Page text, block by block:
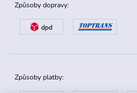
Způsoby dopravy:
Způsoby platby: